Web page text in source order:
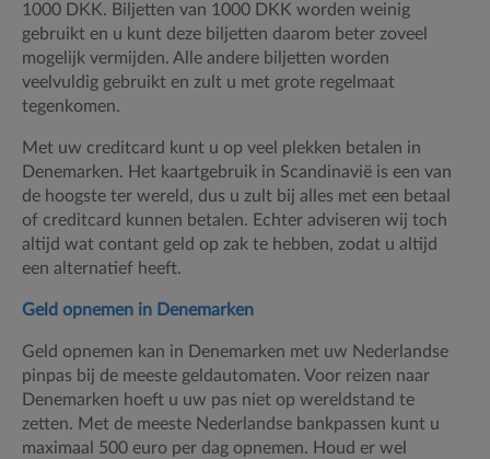
1000 DKK. Biljetten van 1000 DKK worden weinig
gebruikt en u kunt deze biljetten daarom beter zoveel
mogelijk vermijden. Alle andere biljetten worden
veelvuldig gebruikt en zult u met grote regelmaat
tegenkomen.
Met uw creditcard kunt u op veel plekken betalen in
Denemarken. Het kaartgebruik in Scandinavië is een van
de hoogste ter wereld, dus u zult bij alles met een betaal
of creditcard kunnen betalen. Echter adviseren wij toch
altijd wat contant geld op zak te hebben, zodat u altijd
een alternatief heeft.
Geld opnemen in Denemarken
Geld opnemen kan in Denemarken met uw Nederlandse
pinpas bij de meeste geldautomaten. Voor reizen naar
Denemarken hoeft u uw pas niet op wereldstand te
zetten. Met de meeste Nederlandse bankpassen kunt u
maximaal 500 euro per dag opnemen. Houd er wel